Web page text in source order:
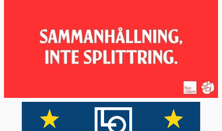
25 april 2013Sverige vann Tolkning av
momsdirektivet
29 mars 2012 Sverige förloradeBrustit i
10 maj 2011
Sverige förlorade
För stora
luftföroreningar i svenska tätorter